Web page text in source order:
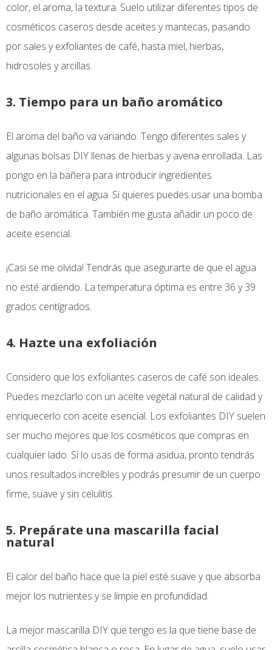
color, el aroma, la textura. Suelo utilizar diferentes tipos de
cosméticos caseros desde aceites y mantecas, pasando
por sales y exfoliantes de café, hasta miel, hierbas,
hidrosoles y arcillas.
3. Tiempo para un baño aromático
El aroma del baño va variando. Tengo diferentes sales y
algunas bolsas DIY llenas de hierbas y avena enrollada. Las
pongo en la bañera para introducir ingredientes
nutricionales en el agua. Si quieres puedes usar una bomba
de baño aromática. También me gusta añadir un poco de
aceite esencial.
¡Casi se me olvida! Tendrás que asegurarte de que el agua
no esté ardiendo. La temperatura óptima es entre 36 y 39
grados centígrados.
4. Hazte una exfoliación
Considero que los exfoliantes caseros de café son ideales.
Puedes mezclarlo con un aceite vegetal natural de calidad y
enriquecerlo con aceite esencial. Los exfoliantes DIY suelen
ser mucho mejores que los cosméticos que compras en
cualquier lado. Si lo usas de forma asidua, pronto tendrás
unos resultados increíbles y podrás presumir de un cuerpo
firme, suave y sin celulitis.
5. Prepárate una mascarilla facial
natural
El calor del baño hace que la piel esté suave y que absorba
mejor los nutrientes y se limpie en profundidad.
La mejor mascarilla DIY que tengo es la que tiene base de